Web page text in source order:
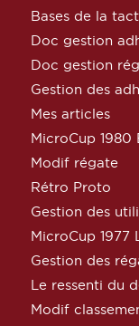
Bases de la
Doc gestion
Doc gestion
Gestion des
Mes articles
MicroCup 1980
Modif régate
Rétro Proto
Gestion des
MicroCup 1977
Gestion des
Le ressenti du
Modif